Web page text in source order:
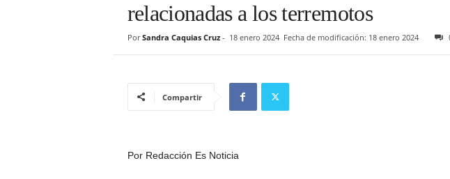
relacionadas a los terremotos
Por Sandra Caquias Cruz- 18 enero 2024 Fecha de modificación: 18 enero 2024
Compartir
Por Redacción Es Noticia